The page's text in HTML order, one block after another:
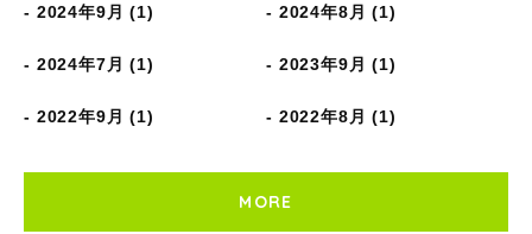
2024年9月 (1) 2024年8月 (1)
2024年7月 (1) 2023年9月 (1)
2022年9月 (1) 2022年8月 (1)
MORE